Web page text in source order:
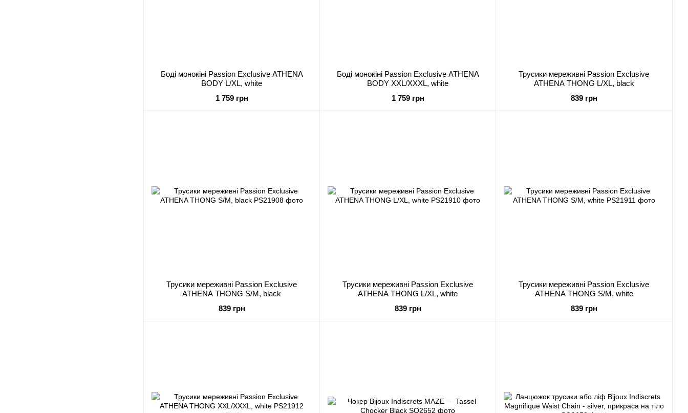
Боді монокіні Passion Exclusive ATHENA
BODY L/XL, white
1 759 грн
Боді монокіні Passion Exclusive ATHENA
BODY XXL/XXXL, white
1 759 грн
Трусики мереживні Passion Exclusive
ATHENA THONG L/XL, black
839 грн
Трусики мереживні Passion Exclusive
ATHENA THONG S/M, black
839 грн
Трусики мереживні Passion Exclusive
ATHENA THONG L/XL, white
839 грн
Трусики мереживні Passion Exclusive
ATHENA THONG S/M, white
839 грн